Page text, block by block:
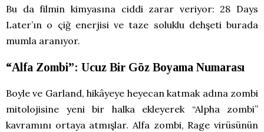
Bu da filmin kimyasına ciddi zarar veriyor: 28 Days
Later’ın o çiğ enerjisi ve taze soluklu dehşeti burada
mumla aranıyor.
“Alfa Zombi”: Ucuz Bir Göz Boyama Numarası
Boyle ve Garland, hikâyeye heyecan katmak adına zombi
mitolojisine yeni bir halka ekleyerek “Alpha zombi”
kavramını ortaya atmışlar. Alfa zombi, Rage virüsünün